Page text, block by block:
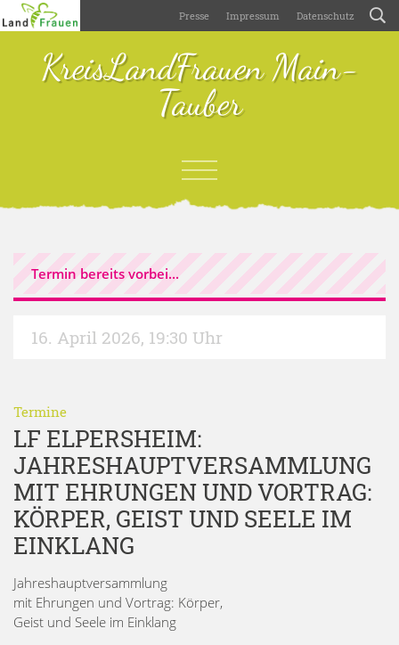
Presse Impressum Datenschutz
KreisLandFrauen Main-
Tauber
Termin bereits vorbei...
16. April 2026, 19:30 Uhr
Termine
LF ELPERSHEIM:
JAHRESHAUPTVERSAMMLUNG
MIT EHRUNGEN UND VORTRAG:
KÖRPER, GEIST UND SEELE IM
EINKLANG
Jahreshauptversammlung
mit Ehrungen und Vortrag: Körper,
Geist und Seele im Einklang